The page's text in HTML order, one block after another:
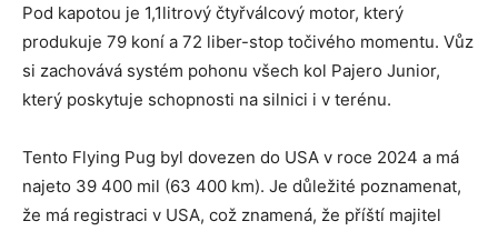
Pod kapotou je 1,1litrový čtyřválcový motor, který
produkuje 79 koní a 72 liber-stop točivého momentu. Vůz
si zachovává systém pohonu všech kol Pajero Junior,
který poskytuje schopnosti na silnici i v terénu.
Tento Flying Pug byl dovezen do USA v roce 2024 a má
najeto 39 400 mil (63 400 km). Je důležité poznamenat,
že má registraci v USA, což znamená, že příští majitel